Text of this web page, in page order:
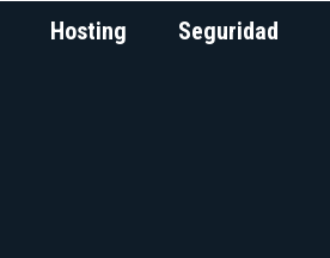
Hosting Seguridad